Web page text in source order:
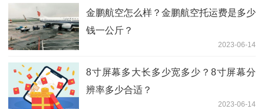
金鹏航空怎么样？金鹏航空托运费是多少
钱一公斤？
2023-06-14
8寸屏幕多大长多少宽多少？8寸屏幕分
辨率多少合适？
2023-06-14